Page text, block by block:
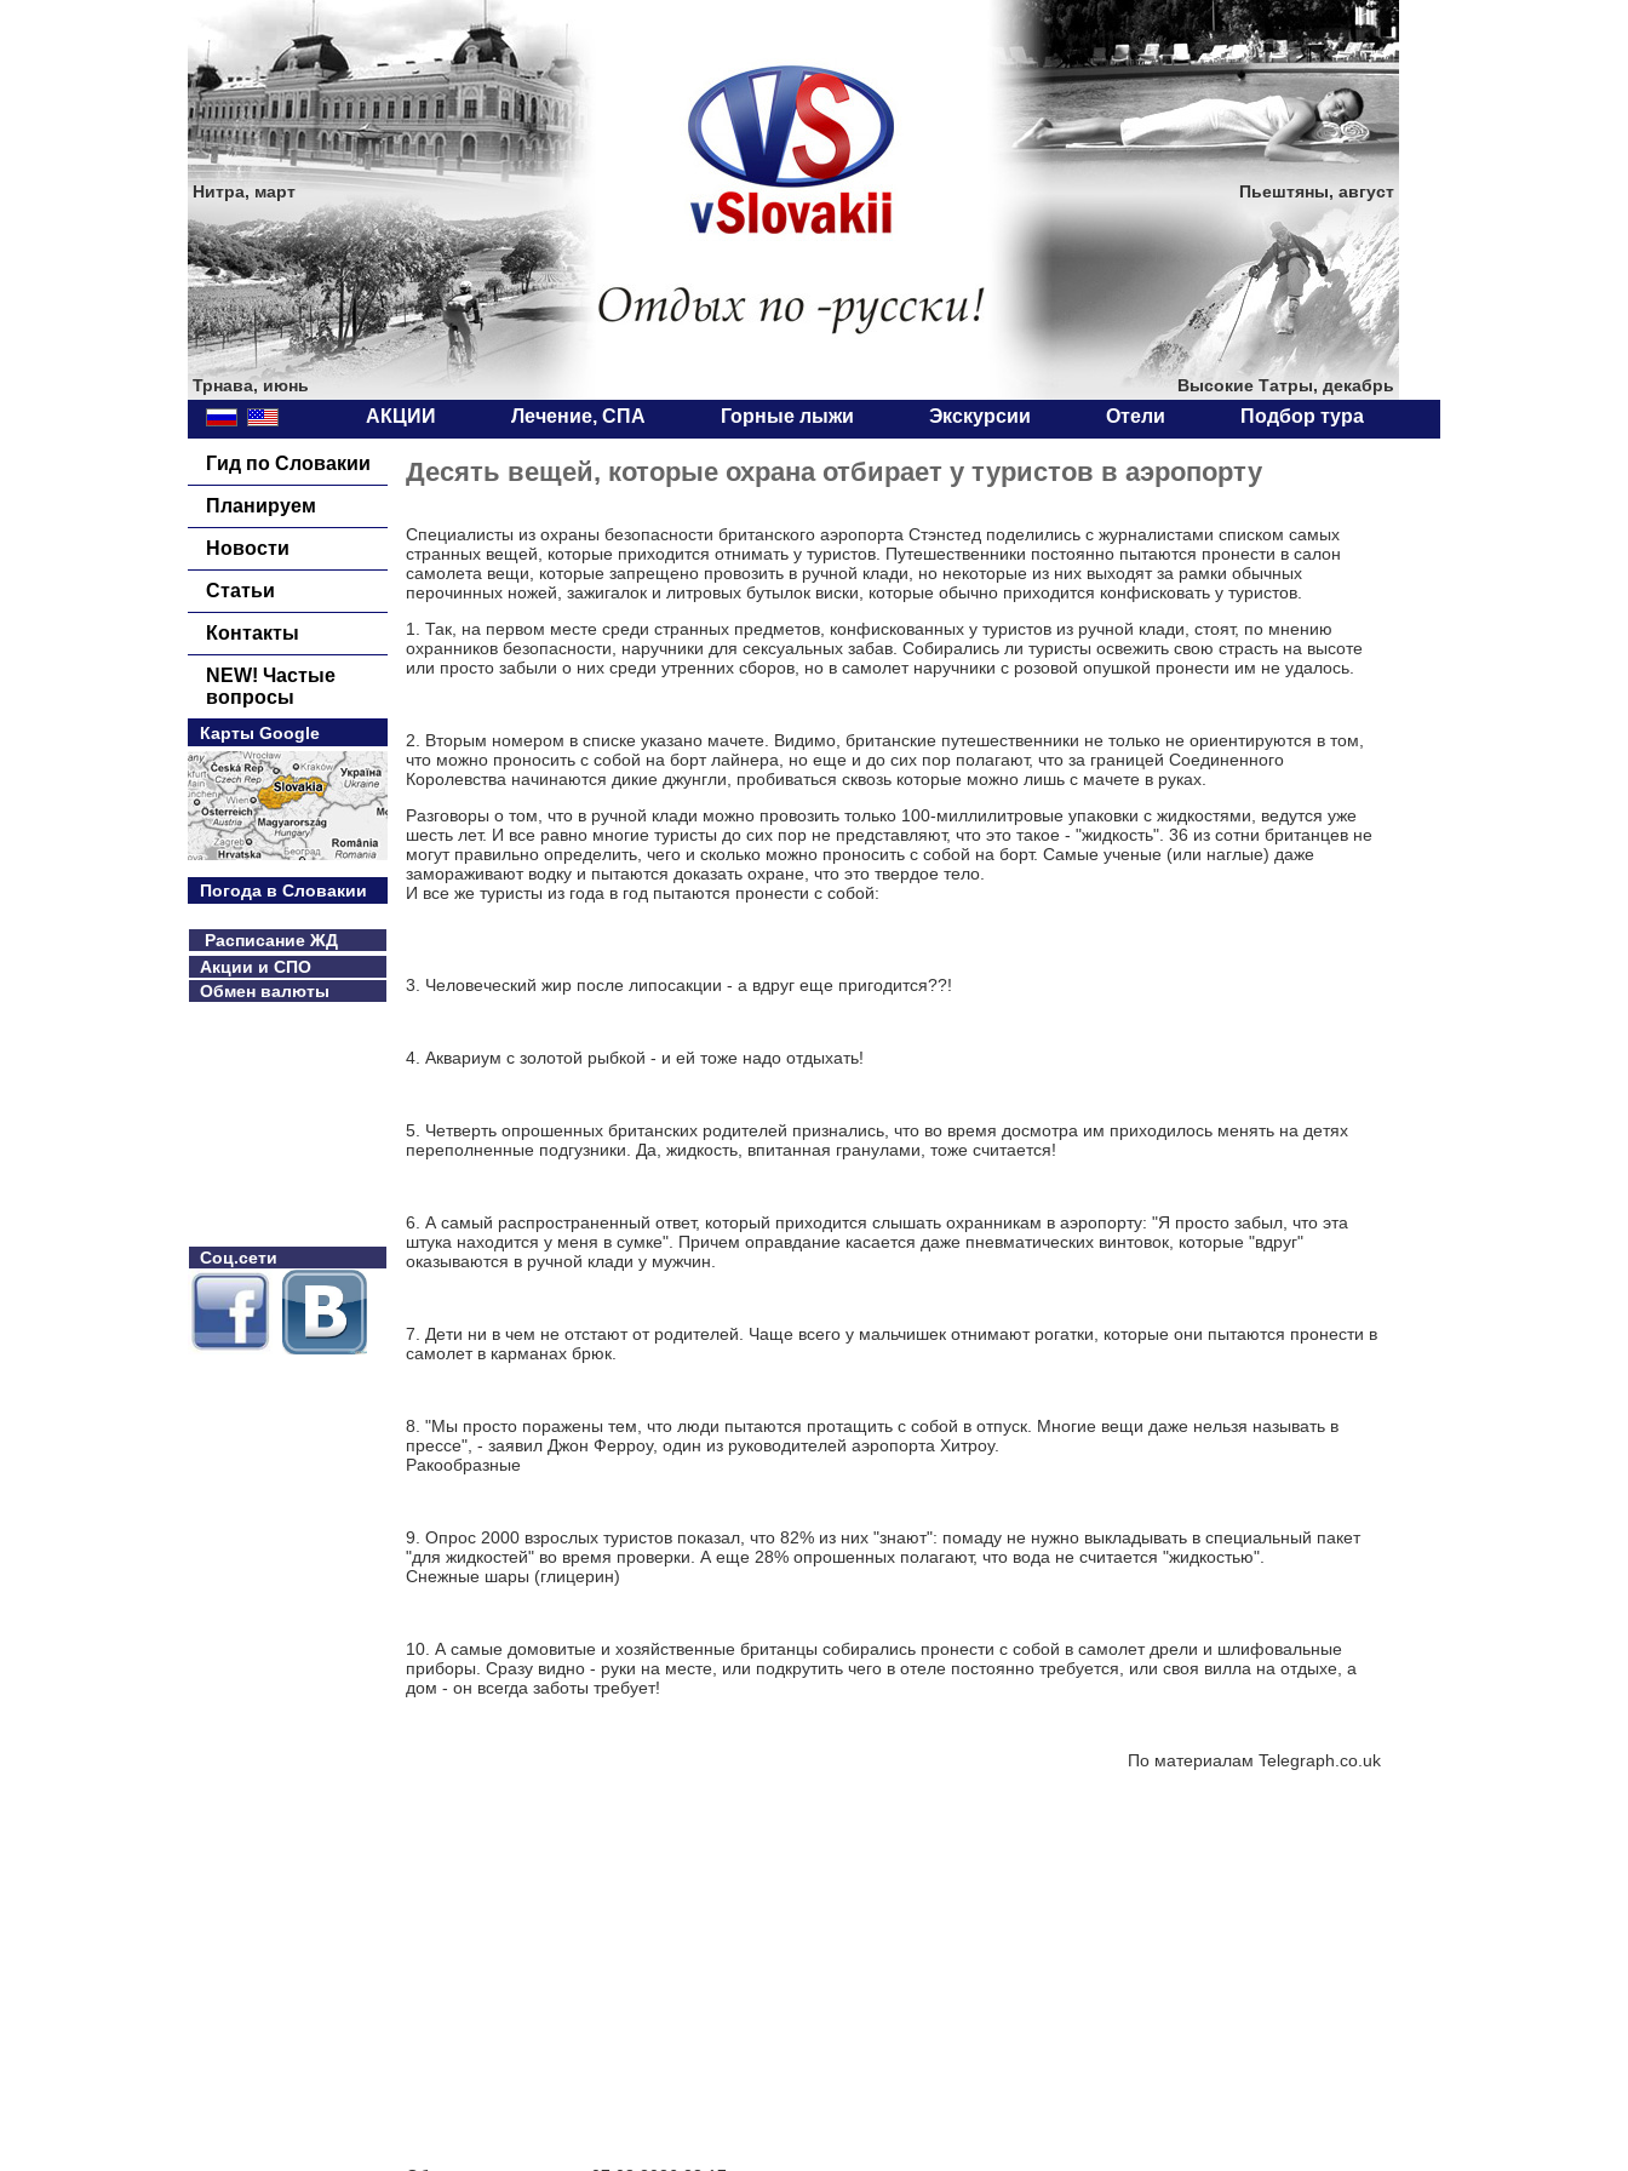
Нитра, март
Трнава, июнь
Пьештяны, август
Высокие Татры, декабрь
АКЦИИ Лечение, СПА Горные лыжи Экскурсии Отели Подбор тура
Гид по Словакии
Планируем
Новости
Статьи
Контакты
NEW! Частые
вопросы
Карты Google
Погода в Словакии
Расписание ЖД
Акции и СПО
Обмен валюты
Соц.сети
Десять вещей, которые охрана отбирает у туристов в аэропорту
Специалисты из охраны безопасности британского аэропорта Стэнстед поделились с журналистами списком самых
странных вещей, которые приходится отнимать у туристов. Путешественники постоянно пытаются пронести в салон
самолета вещи, которые запрещено провозить в ручной клади, но некоторые из них выходят за рамки обычных
перочинных ножей, зажигалок и литровых бутылок виски, которые обычно приходится конфисковать у туристов.
1. Так, на первом месте среди странных предметов, конфискованных у туристов из ручной клади, стоят, по мнению
охранников безопасности, наручники для сексуальных забав. Собирались ли туристы освежить свою страсть на высоте
или просто забыли о них среди утренних сборов, но в самолет наручники с розовой опушкой пронести им не удалось.
2. Вторым номером в списке указано мачете. Видимо, британские путешественники не только не ориентируются в том,
что можно проносить с собой на борт лайнера, но еще и до сих пор полагают, что за границей Соединенного
Королевства начинаются дикие джунгли, пробиваться сквозь которые можно лишь с мачете в руках.
Разговоры о том, что в ручной клади можно провозить только 100-миллилитровые упаковки с жидкостями, ведутся уже
шесть лет. И все равно многие туристы до сих пор не представляют, что это такое - "жидкость". 36 из сотни британцев не
могут правильно определить, чего и сколько можно проносить с собой на борт. Самые ученые (или наглые) даже
замораживают водку и пытаются доказать охране, что это твердое тело.
И все же туристы из года в год пытаются пронести с собой:
3. Человеческий жир после липосакции - а вдруг еще пригодится??!
4. Аквариум с золотой рыбкой - и ей тоже надо отдыхать!
5. Четверть опрошенных британских родителей признались, что во время досмотра им приходилось менять на детях
переполненные подгузники. Да, жидкость, впитанная гранулами, тоже считается!
6. А самый распространенный ответ, который приходится слышать охранникам в аэропорту: "Я просто забыл, что эта
штука находится у меня в сумке". Причем оправдание касается даже пневматических винтовок, которые "вдруг"
оказываются в ручной клади у мужчин.
7. Дети ни в чем не отстают от родителей. Чаще всего у мальчишек отнимают рогатки, которые они пытаются пронести в
самолет в карманах брюк.
8. "Мы просто поражены тем, что люди пытаются протащить с собой в отпуск. Многие вещи даже нельзя называть в
прессе", - заявил Джон Ферроу, один из руководителей аэропорта Хитроу.
Ракообразные
9. Опрос 2000 взрослых туристов показал, что 82% из них "знают": помаду не нужно выкладывать в специальный пакет
"для жидкостей" во время проверки. А еще 28% опрошенных полагают, что вода не считается "жидкостью".
Снежные шары (глицерин)
10. А самые домовитые и хозяйственные британцы собирались пронести с собой в самолет дрели и шлифовальные
приборы. Сразу видно - руки на месте, или подкрутить чего в отеле постоянно требуется, или своя вилла на отдыхе, а
дом - он всегда заботы требует!
По материалам Telegraph.co.uk